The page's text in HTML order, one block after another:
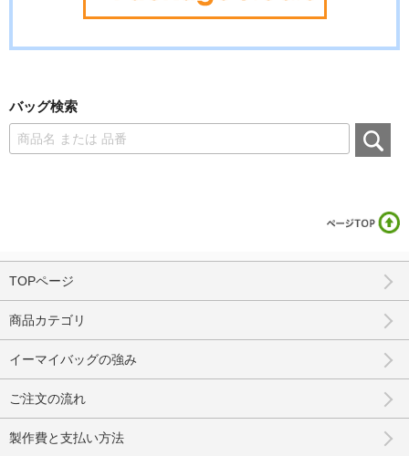
バッグ検索
TOPページ
商品カテゴリ
イーマイバッグの強み
ご注文の流れ
製作費と支払い方法